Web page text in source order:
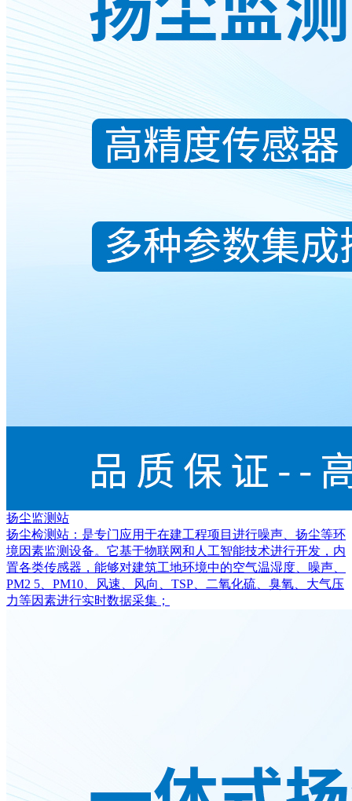
扬尘监测站
扬尘检测站：是专门应用于在建工程项目进行噪声、扬尘等环
境因素监测设备。它基于物联网和人工智能技术进行开发，内
置各类传感器，能够对建筑工地环境中的空气温湿度、噪声、
PM2 5、PM10、风速、风向、TSP、二氧化硫、臭氧、大气压
力等因素进行实时数据采集；